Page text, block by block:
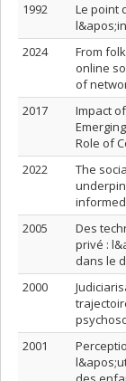
1992
Le point
2024
From
online
of
2017
Impact
Role of
2022
The
2005
Des
privé :
dans le
2000
2001